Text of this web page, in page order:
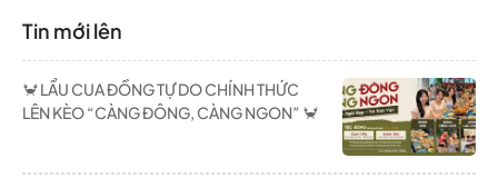
Tin mới lên
🦀 LẨU CUA ĐỒNG TỰ DO CHÍNH THỨC
LÊN KÈO “CÀNG ĐÔNG, CÀNG NGON” 🦀